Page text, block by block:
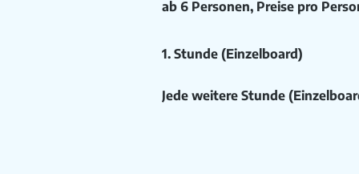
ab 6 Personen, Preise pro
1. Stunde (Einzelboard)
Jede weitere Stunde